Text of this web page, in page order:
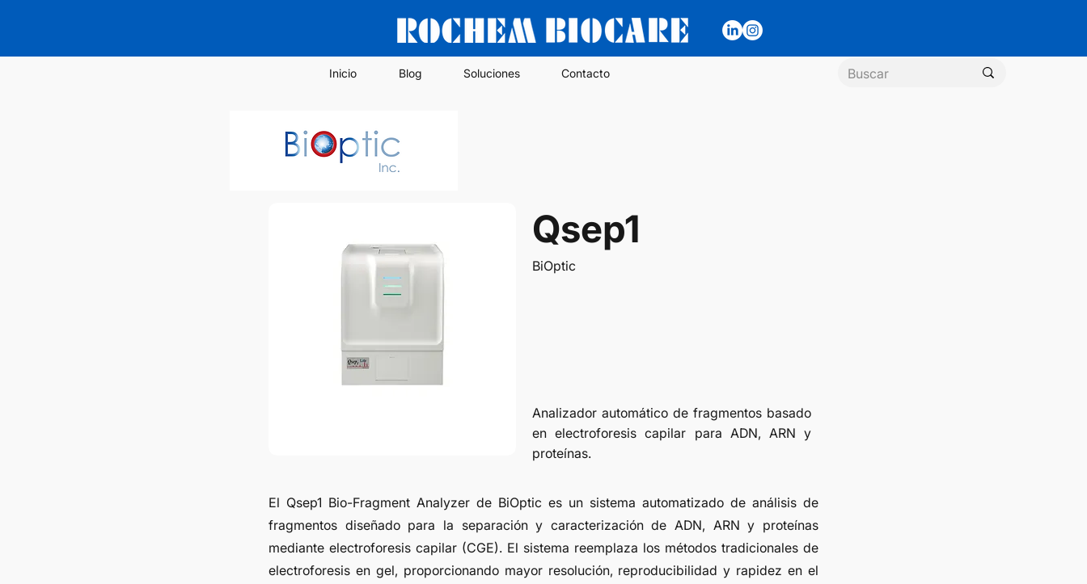
Inicio Blog Soluciones Contacto
Qsep1
BiOptic
Analizador automático de fragmentos basado
en electroforesis capilar para ADN, ARN y
proteínas.
El Qsep1 Bio-Fragment Analyzer de BiOptic es un sistema automatizado de análisis de
fragmentos diseñado para la separación y caracterización de ADN, ARN y proteínas
mediante electroforesis capilar (CGE). El sistema reemplaza los métodos tradicionales de
electroforesis en gel, proporcionando mayor resolución, reproducibilidad y rapidez en el